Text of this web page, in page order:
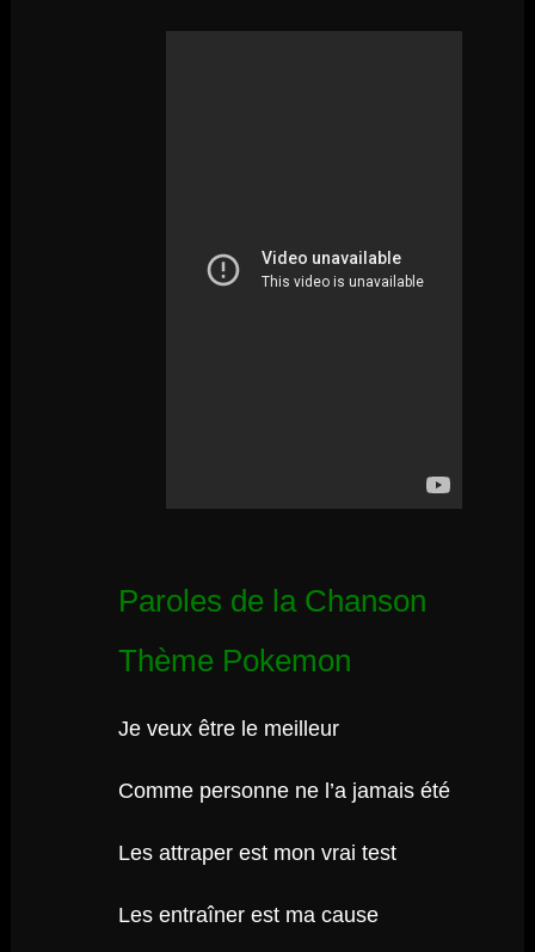
Paroles de la Chanson
Thème Pokemon
Je veux être le meilleur
Comme personne ne l’a jamais été
Les attraper est mon vrai test
Les entraîner est ma cause